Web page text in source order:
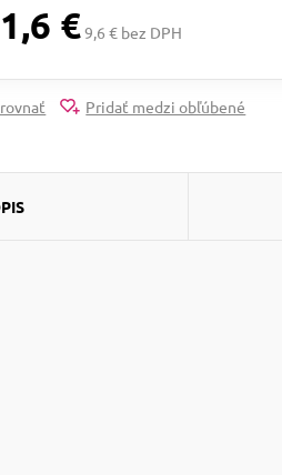
€9,6 € bez DPH
Pridať medzi obľúbené